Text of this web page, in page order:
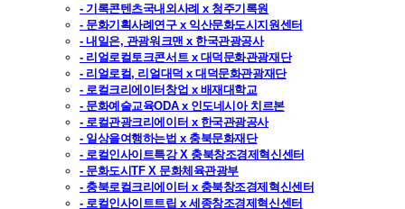
- 기록콘텐츠국내외사례 x 청주기록원
- 문화기획사례연구 x 익산문화도시지원센터
- 내일은, 관광워크맨 x 한국관광공사
- 리얼로컬토크콘서트 x 대덕문화관광재단
- 리얼로컬, 리얼대덕 x 대덕문화관광재단
- 로컬크리에이터창업 x 배재대학교
- 문화예술교육ODA x 인도네시아 치르본
- 로컬관광크리에이터 x 한국관광공사
- 일상을여행하는법 x 충북문화재단
- 로컬인사이트특강 X 충북창조경제혁신센터
- 문화도시TF X 문화체육관광부
- 충북로컬크리에이터 x 충북창조경제혁신센터
- 로컬인사이트트립 x 세종창조경제혁신센터